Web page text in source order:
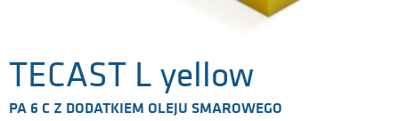
TECAST L yellow
PA 6 C Z DODATKIEM OLEJU SMAROWEGO